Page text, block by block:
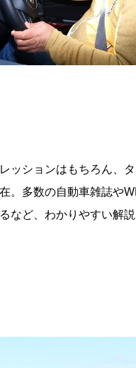
ッションはもちろん、
。多数の自動車雑誌や
など、わかりやすい解説